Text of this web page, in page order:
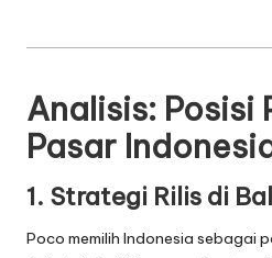
Analisis: Posisi
Pasar
1. Strategi Rilis di
Poco memilih Indonesia sebagai